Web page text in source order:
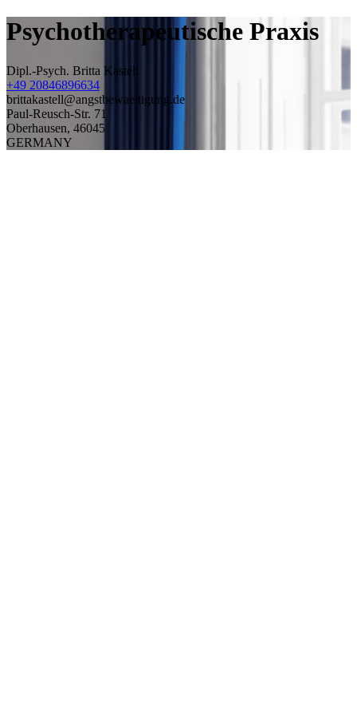
Psychotherapeutische Praxis
Dipl.-Psych. Britta Kastell
+49 20846896634
brittakastell@angstbewaeltigung.de
Paul-Reusch-Str. 71
Oberhausen, 46045
GERMANY